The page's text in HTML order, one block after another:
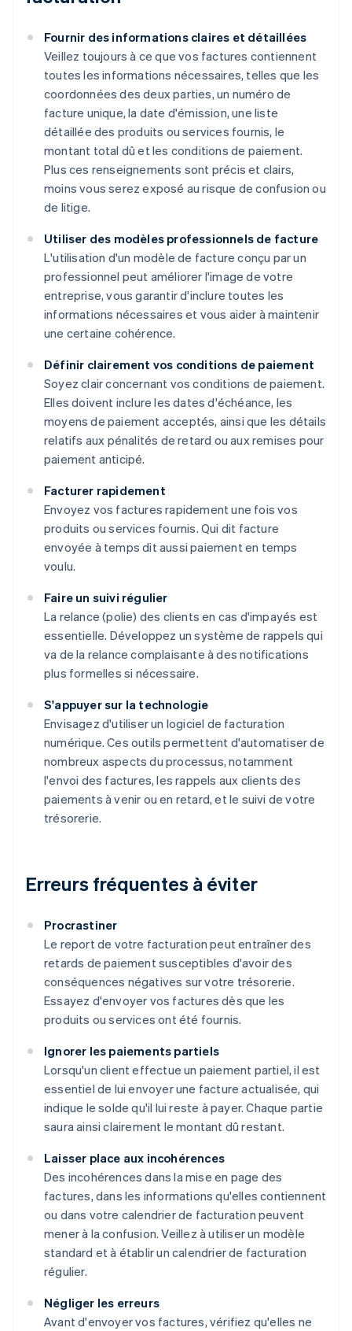
Fournir des informations claires et détaillées
Veillez toujours à ce que vos factures contiennent
toutes les informations nécessaires, telles que les
coordonnées des deux parties, un numéro de
facture unique, la date d'émission, une liste
détaillée des produits ou services fournis, le
montant total dû et les conditions de paiement.
Plus ces renseignements sont précis et clairs,
moins vous serez exposé au risque de confusion ou
de litige.
Utiliser des modèles professionnels de facture
L'utilisation d'un modèle de facture conçu par un
professionnel peut améliorer l'image de votre
entreprise, vous garantir d'inclure toutes les
informations nécessaires et vous aider à maintenir
une certaine cohérence.
Définir clairement vos conditions de paiement
Soyez clair concernant vos conditions de paiement.
Elles doivent inclure les dates d'échéance, les
moyens de paiement acceptés, ainsi que les détails
relatifs aux pénalités de retard ou aux remises pour
paiement anticipé.
Facturer rapidement
Envoyez vos factures rapidement une fois vos
produits ou services fournis. Qui dit facture
envoyée à temps dit aussi paiement en temps
voulu.
Faire un suivi régulier
La relance (polie) des clients en cas d'impayés est
essentielle. Développez un système de rappels qui
va de la relance complaisante à des notifications
plus formelles si nécessaire.
S'appuyer sur la technologie
Envisagez d'utiliser un logiciel de facturation
numérique. Ces outils permettent d'automatiser de
nombreux aspects du processus, notamment
l'envoi des factures, les rappels aux clients des
paiements à venir ou en retard, et le suivi de votre
trésorerie.
Erreurs fréquentes à éviter
Procrastiner
Le report de votre facturation peut entraîner des
retards de paiement susceptibles d'avoir des
conséquences négatives sur votre trésorerie.
Essayez d'envoyer vos factures dès que les
produits ou services ont été fournis.
Ignorer les paiements partiels
Lorsqu'un client effectue un paiement partiel, il est
essentiel de lui envoyer une facture actualisée, qui
indique le solde qu'il lui reste à payer. Chaque partie
saura ainsi clairement le montant dû restant.
Laisser place aux incohérences
Des incohérences dans la mise en page des
factures, dans les informations qu'elles contiennent
ou dans votre calendrier de facturation peuvent
mener à la confusion. Veillez à utiliser un modèle
standard et à établir un calendrier de facturation
régulier.
Négliger les erreurs
Avant d'envoyer vos factures, vérifiez qu'elles ne